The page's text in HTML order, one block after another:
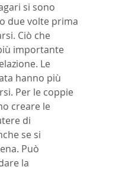
si sono
due volte prima
Ciò che
importante
Le
hanno più
Per le coppie
creare le
di
se si
Può
la